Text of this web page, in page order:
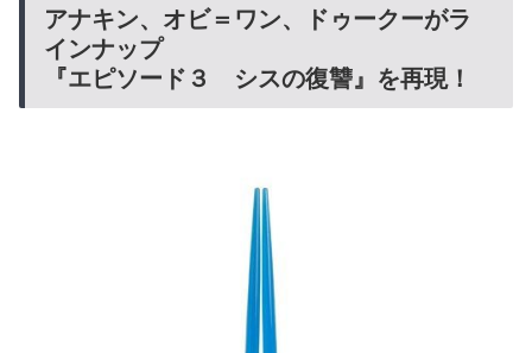
アナキン、オビ＝ワン、ドゥークーがラ
インナップ
『エピソード３ シスの復讐』を再現！